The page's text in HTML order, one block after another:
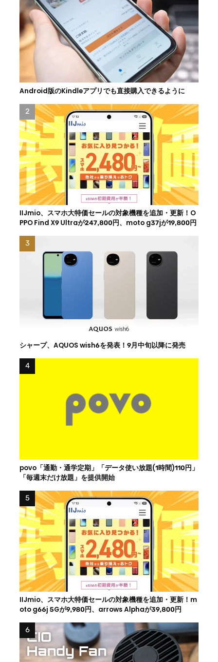
Android版のKindleアプリでも直接購入できるように
IIJmio、スマホ大特価セールの対象機種を追加・更新！O
PPO Find X9 Ultraが247,800円、moto g37jが19,800円
シャープ、AQUOS wish6を発表！9月中旬以降に発売
povo「通勤・通学定期」「データ使い放題(1時間)110円」
「毎週末だけ放題」を提供開始
IIJmio、スマホ大特価セールの対象機種を追加・更新！m
oto g66j 5Gが9,980円、arrows Alphaが39,800円